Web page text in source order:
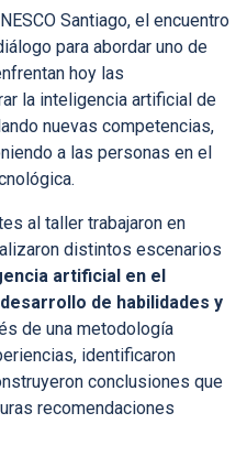
Santiago, el encuentro
para abordar uno de
hoy las
la inteligencia artificial de
nuevas competencias,
a las personas en el
al taller trabajaron en
distintos escenarios
artificial en el
de habilidades y
de una metodología
identificaron
conclusiones que
recomendaciones